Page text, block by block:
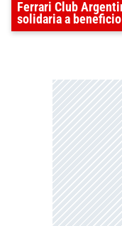
Ferrari Club
solidaria a